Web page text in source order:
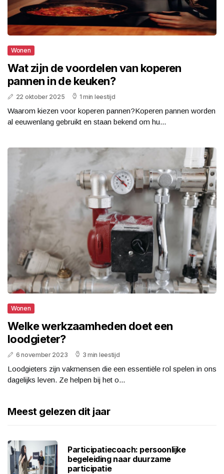
Wonen
Wat zijn de voordelen van koperen
pannen in de keuken?
22 oktober 2025 1 min leestijd
Waarom kiezen voor koperen pannen?Koperen pannen worden
al eeuwenlang gebruikt en staan bekend om hu...
Wonen
Welke werkzaamheden doet een
loodgieter?
6 november 2023 3 min leestijd
Loodgieters zijn vakmensen die een essentiële rol spelen in ons
dagelijks leven. Ze helpen bij het o...
Meest gelezen dit jaar
Participatiecoach: persoonlijke
begeleiding naar duurzame
participatie